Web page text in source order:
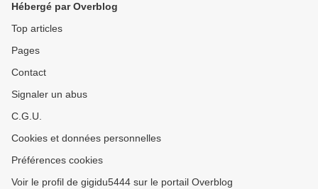
Hébergé par Overblog
Top articles
Pages
Contact
Signaler un abus
C.G.U.
Cookies et données personnelles
Préférences cookies
Voir le profil de gigidu5444 sur le portail Overblog